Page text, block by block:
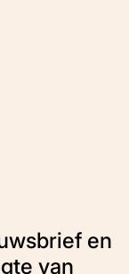
en
van